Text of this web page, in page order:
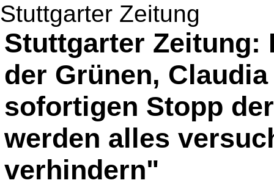
Stuttgarter Zeitung
Stuttgarter Zeitung:
der Grünen,
sofortigen Stopp
werden alles
verhindern"